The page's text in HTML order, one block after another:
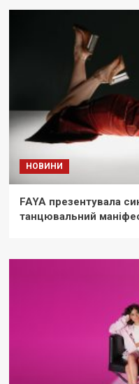
НОВИНИ
FAYA презентувала
танцювальний